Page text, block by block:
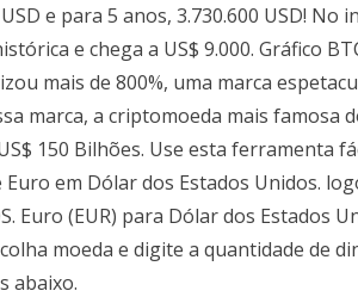
e para 5 anos, 3.730.600 USD!
e chega a US$ 9.000. Gráfico
mais de 800%, uma marca
marca, a criptomoeda mais famosa
150 Bilhões. Use esta ferramenta
em Dólar dos Estados Unidos.
Euro (EUR) para Dólar dos Estados
moeda e digite a quantidade de
abaixo.